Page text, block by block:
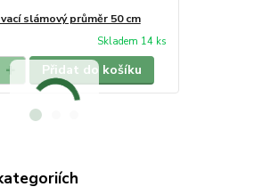
slámový průměr 50 cm
Skladem 14 ks
Přidat do košíku